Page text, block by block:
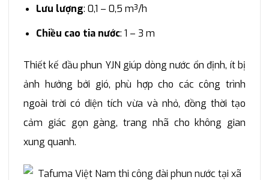
Lưu lượng: 0,1 – 0,5 m³/h
Chiều cao tia nước: 1 – 3 m
Thiết kế đầu phun YJN giúp dòng nước ổn định, ít bị
ảnh hưởng bởi gió, phù hợp cho các công trình
ngoài trời có diện tích vừa và nhỏ, đồng thời tạo
cảm giác gọn gàng, trang nhã cho không gian
xung quanh.